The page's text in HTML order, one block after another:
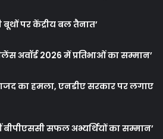
पर केंद्रीय बल तैनात’
अवॉर्ड 2026 में प्रतिभाओं का सम्मान’
का हमला, एनडीए सरकार पर लगाए
सफल अभ्यर्थियों का सम्मान’